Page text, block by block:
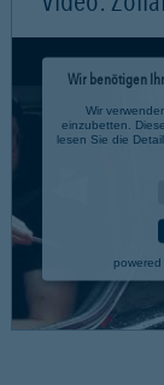
Wir benötigen
Wir
einzubetten.
lesen Sie die
powered